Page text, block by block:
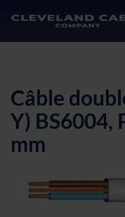
Câble
Y) BS6004,
mm